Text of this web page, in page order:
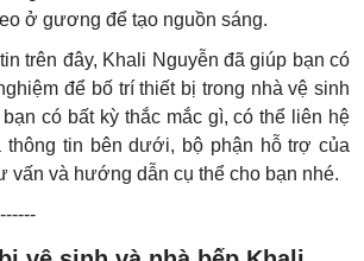
ở gương để tạo nguồn sáng.
trên đây, Khali Nguyễn đã giúp bạn có
để bố trí thiết bị trong nhà vệ sinh
có bất kỳ thắc mắc gì, có thể liên hệ
thông tin bên dưới, bộ phận hỗ trợ của
vấn và hướng dẫn cụ thể cho bạn nhé.